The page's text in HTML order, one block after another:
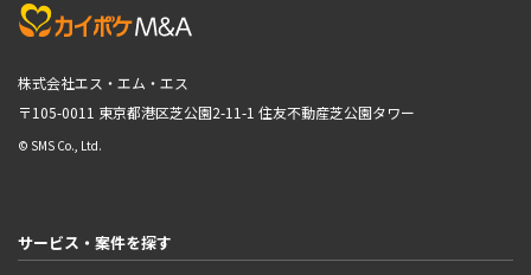
株式会社エス・エム・エス
〒105-0011 東京都港区芝公園2-11-1 住友不動産芝公園タワー
© SMS Co., Ltd.
サービス・案件を探す